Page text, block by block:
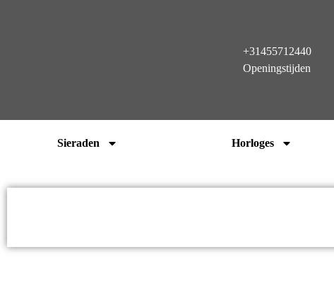
+31455712440
Openingstijden
Sieraden Horloges